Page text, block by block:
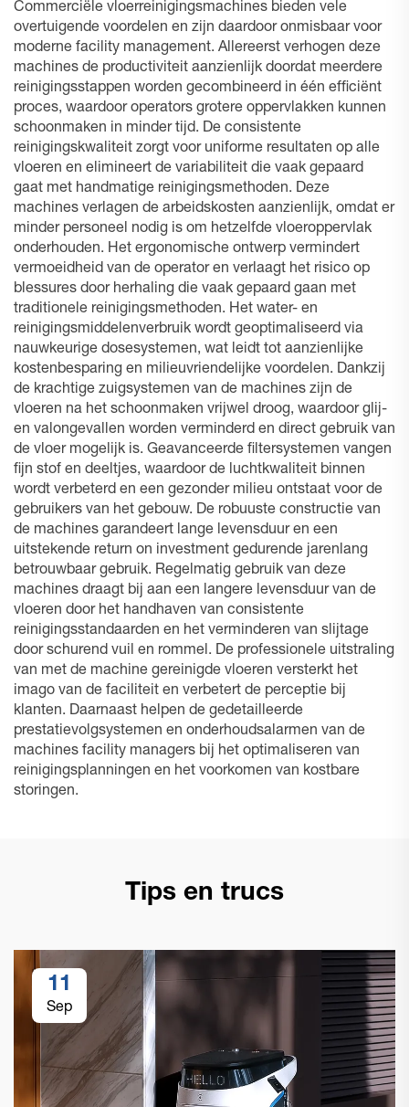
Commerciële vloerreinigingsmachines bieden vele
overtuigende voordelen en zijn daardoor onmisbaar voor
moderne facility management. Allereerst verhogen deze
machines de productiviteit aanzienlijk doordat meerdere
reinigingsstappen worden gecombineerd in één efficiënt
proces, waardoor operators grotere oppervlakken kunnen
schoonmaken in minder tijd. De consistente
reinigingskwaliteit zorgt voor uniforme resultaten op alle
vloeren en elimineert de variabiliteit die vaak gepaard
gaat met handmatige reinigingsmethoden. Deze
machines verlagen de arbeidskosten aanzienlijk, omdat er
minder personeel nodig is om hetzelfde vloeroppervlak
onderhouden. Het ergonomische ontwerp vermindert
vermoeidheid van de operator en verlaagt het risico op
blessures door herhaling die vaak gepaard gaan met
traditionele reinigingsmethoden. Het water- en
reinigingsmiddelenverbruik wordt geoptimaliseerd via
nauwkeurige dosesystemen, wat leidt tot aanzienlijke
kostenbesparing en milieuvriendelijke voordelen. Dankzij
de krachtige zuigsystemen van de machines zijn de
vloeren na het schoonmaken vrijwel droog, waardoor glij-
en valongevallen worden verminderd en direct gebruik van
de vloer mogelijk is. Geavanceerde filtersystemen vangen
fijn stof en deeltjes, waardoor de luchtkwaliteit binnen
wordt verbeterd en een gezonder milieu ontstaat voor de
gebruikers van het gebouw. De robuuste constructie van
de machines garandeert lange levensduur en een
uitstekende return on investment gedurende jarenlang
betrouwbaar gebruik. Regelmatig gebruik van deze
machines draagt bij aan een langere levensduur van de
vloeren door het handhaven van consistente
reinigingsstandaarden en het verminderen van slijtage
door schurend vuil en rommel. De professionele uitstraling
van met de machine gereinigde vloeren versterkt het
imago van de faciliteit en verbetert de perceptie bij
klanten. Daarnaast helpen de gedetailleerde
prestatievolgsystemen en onderhoudsalarmen van de
machines facility managers bij het optimaliseren van
reinigingsplanningen en het voorkomen van kostbare
storingen.
Tips en trucs
11
Sep